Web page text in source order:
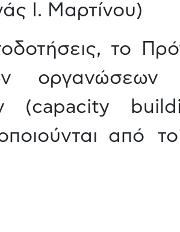
Ι. Μαρτίνου)
το
οργανώσεων
(capacity
από